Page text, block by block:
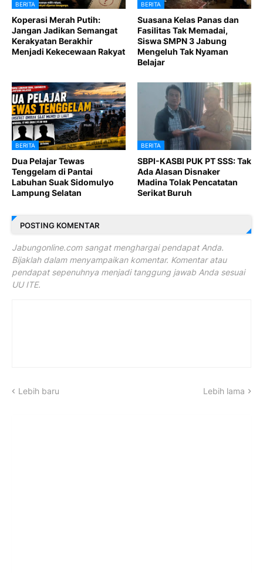
BERITA
Koperasi Merah Putih:
Jangan Jadikan Semangat
Kerakyatan Berakhir
Menjadi Kekecewaan Rakyat
BERITA
Suasana Kelas Panas dan
Fasilitas Tak Memadai,
Siswa SMPN 3 Jabung
Mengeluh Tak Nyaman
Belajar
BERITA
Dua Pelajar Tewas
Tenggelam di Pantai
Labuhan Suak Sidomulyo
Lampung Selatan
BERITA
SBPI-KASBI PUK PT SSS: Tak
Ada Alasan Disnaker
Madina Tolak Pencatatan
Serikat Buruh
POSTING KOMENTAR
Jabungonline.com sangat menghargai pendapat Anda.
Bijaklah dalam menyampaikan komentar. Komentar atau
pendapat sepenuhnya menjadi tanggung jawab Anda sesuai
UU ITE.
Lebih baru Lebih lama